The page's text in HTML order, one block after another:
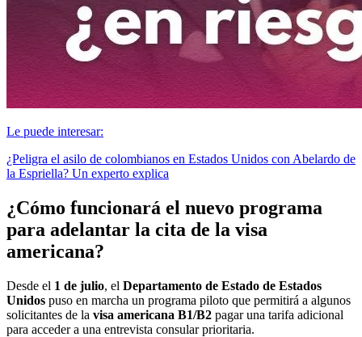
Le puede interesar:
¿Peligra el asilo de colombianos en Estados Unidos con Abelardo de
la Espriella? Un experto explica
¿Cómo funcionará el nuevo programa
para adelantar la cita de la visa
americana?
Desde el 1 de julio, el Departamento de Estado de Estados
Unidos puso en marcha un programa piloto que permitirá a algunos
solicitantes de la visa americana B1/B2 pagar una tarifa adicional
para acceder a una entrevista consular prioritaria.